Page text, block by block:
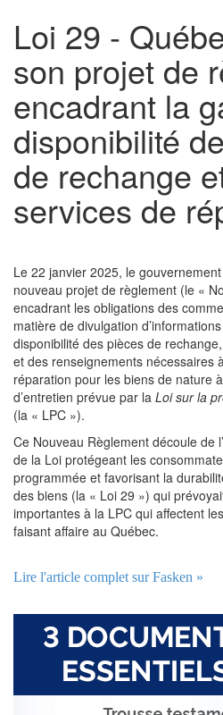
Loi 29 -
son projet de
encadrant la
disponibilité
de rechange
services de
Le 22 janvier 2025, le
nouveau projet de règlement (le «
encadrant les obligations des
matière de divulgation
disponibilité des pièces de
et des renseignements nécessaires
réparation pour les biens de nature
d’entretien prévue par la Loi sur la
(la « LPC »).
Ce Nouveau Règlement découle de
de la Loi protégeant les
programmée et favorisant la
des biens (la « Loi 29 ») qui
importantes à la LPC qui affectent
faisant affaire au Québec.
Lire l'article complet sur Fasken »